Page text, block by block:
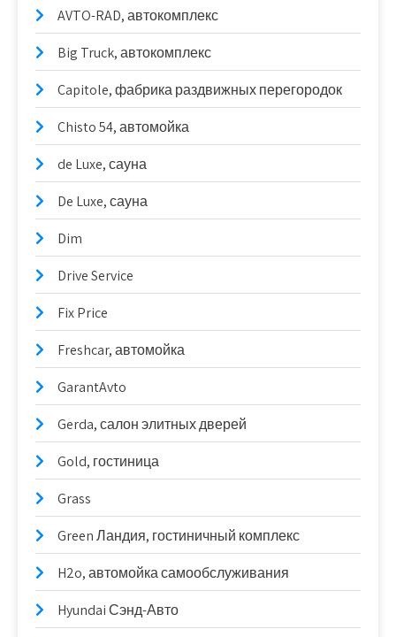
AVTO-RAD, автокомплекс
Big Truck, автокомплекс
Capitole, фабрика раздвижных перегородок
Chisto 54, автомойка
de Luxe, сауна
De Luxe, сауна
Dim
Drive Service
Fix Price
Freshcar, автомойка
GarantAvto
Gerda, салон элитных дверей
Gold, гостиница
Grass
Green Ландия, гостиничный комплекс
H2o, автомойка самообслуживания
Hyundai Сэнд-Авто